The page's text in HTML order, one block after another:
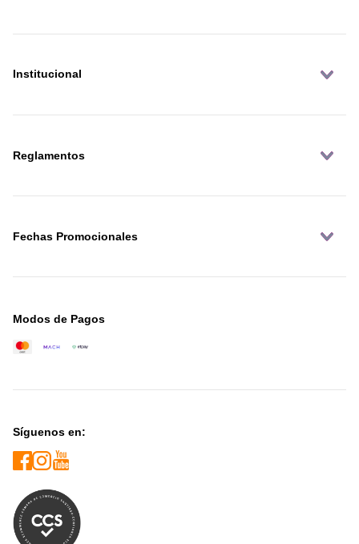
Institucional
Reglamentos
Fechas Promocionales
Modos de Pagos
Síguenos en: